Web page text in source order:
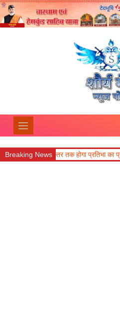
Breaking News
स्तर तक होगा प्रतिभा का प्रदर्शन